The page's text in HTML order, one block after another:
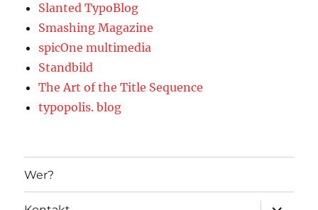
Slanted TypoBlog
Smashing Magazine
spicOne multimedia
Standbild
The Art of the Title Sequence
typopolis. blog
Wer?